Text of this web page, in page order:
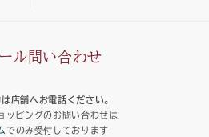
ル問い合わせ
店舗へお電話ください。
ッピングのお問い合わせは
でのみ受付しております